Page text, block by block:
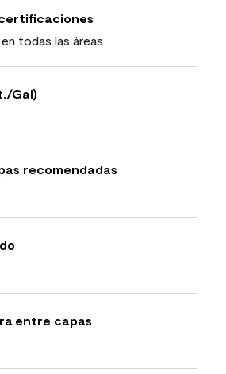
todas las áreas
Gal)
recomendadas
entre capas